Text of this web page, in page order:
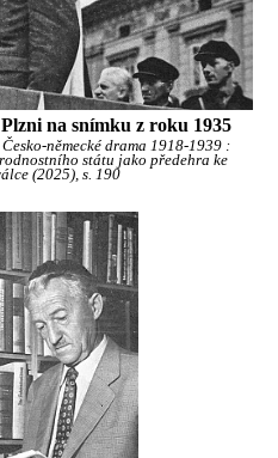
na snímku z roku 1935
německé drama 1918-1939 :
státu jako předehra ke
(2025), s. 190